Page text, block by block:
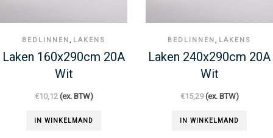
BEDLINNEN , LAKENS
Laken 160x290cm 20A
Wit
€10,12(ex. BTW)
IN WINKELMAND
BEDLINNEN , LAKENS
Laken 240x290cm 20A
Wit
€15,29(ex. BTW)
IN WINKELMAND